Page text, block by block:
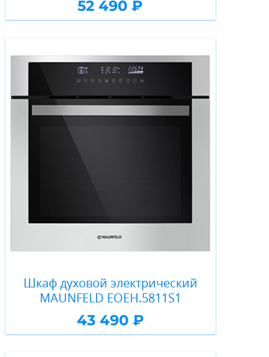
52 490 ₽
Шкаф духовой электрический
MAUNFELD EOEH.5811S1
43 490 ₽